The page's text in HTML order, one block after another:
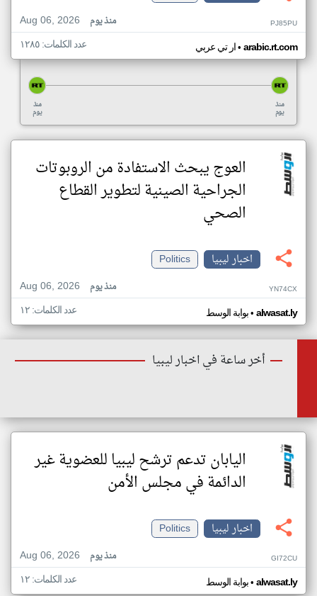
Aug 06, 2026
منذ يوم PJ85PU
ار تي عربي• arabic.rt.com عدد الكلمات: ١٢٨٥
منذ
يوم
منذ
يوم
العوج يبحث الاستفادة من الروبوتات
الجراحية الصينية لتطوير القطاع
الصحي
اخبار ليبيا
Politics
Aug 06, 2026
منذ يوم YN74CX
بوابة الوسط• alwasat.ly عدد الكلمات: ١٢
أخر ساعة في اخبار ليبيا
اليابان تدعم ترشح ليبيا للعضوية غير
الدائمة في مجلس الأمن
اخبار ليبيا
Politics
Aug 06, 2026
منذ يوم GI72CU
بوابة الوسط• alwasat.ly عدد الكلمات: ١٢